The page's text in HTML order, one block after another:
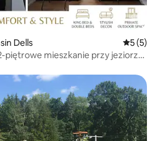
Dells Średnia
5 (5)
piętrowe mieszkanie przy jeziorze